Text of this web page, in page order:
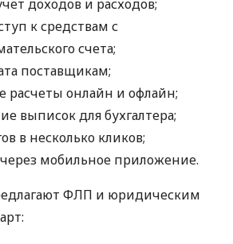
доходов и расходов;
к средствам с
счета;
поставщикам;
расчеты онлайн и офлайн;
выписок для бухгалтера;
в несколько кликов;
мобильное приложение.
ФЛП и юридическим